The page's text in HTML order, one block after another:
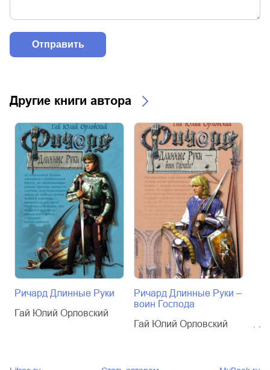
Другие книги автора
Ричард Длинные Руки
Гай Юлий Орловский
Ричард Длинные Руки –
воин Господа
Гай Юлий Орловский